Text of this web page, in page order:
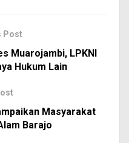
Post
Muarojambi, LPKNI
Hukum Lain
Masyarakat
Barajo